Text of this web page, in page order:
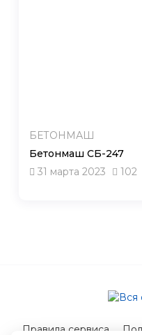
БЕТОНМАШ
Бетонмаш СБ-247
31 марта 2023
102
Правила сервиса